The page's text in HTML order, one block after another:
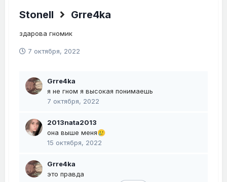
Stonell Grre4ka
здарова гномик
7 октября, 2022
Grre4ka
я не гном я высокая понимаешь
7 октября, 2022
2013nata2013
она выше меня🥲
15 октября, 2022
Grre4ka
это правда